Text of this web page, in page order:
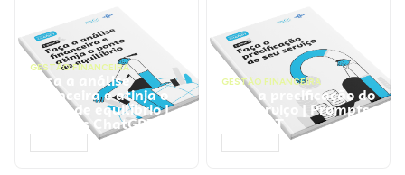
GESTÃO FINANCEIRA
Faça a análise
financeira e atinja o
ponto de equilíbrio |
Prompts ChatGPT
GESTÃO FINANCEIRA
Faça a precificação do
seu serviço | Prompts
ChatGPT